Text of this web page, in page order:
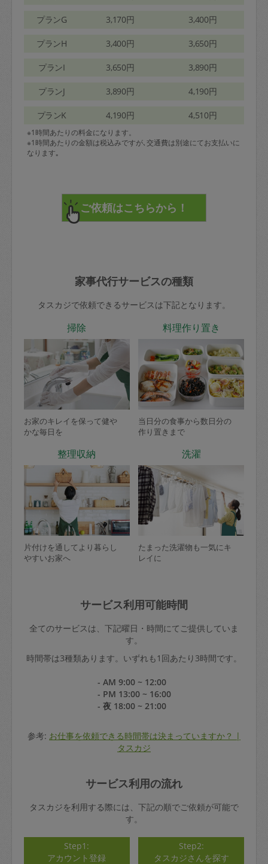
プランG 3,170円 3,400円
プランH 3,400円 3,650円
プランI 3,650円 3,890円
プランJ 3,890円 4,190円
プランK 4,190円 4,510円
※1時間あたりの料金になります。
※1時間あたりの金額は税込みですが､交通費は別途にてお支払いに
なります｡
家事代行サービスの種類
タスカジで依頼できるサービスは下記となります。
掃除
お家のキレイを保って健や
かな毎日を
料理作り置き
当日分の食事から数日分の
作り置きまで
整理収納
片付けを通してより暮らし
やすいお家へ
洗濯
たまった洗濯物も一気にキ
レイに
サービス利用可能時間
全てのサービスは、下記曜日・時間にてご提供していま
す。
時間帯は3種類あります。いずれも1回あたり3時間です。
- AM 9:00 ~ 12:00
- PM 13:00 ~ 16:00
- 夜 18:00 ~ 21:00
参考: お仕事を依頼できる時間帯は決まっていますか？ |
タスカジ
サービス利用の流れ
タスカジを利用する際には、下記の順でご依頼が可能で
す。
Step1:
アカウント登録
Step2:
タスカジさんを探す